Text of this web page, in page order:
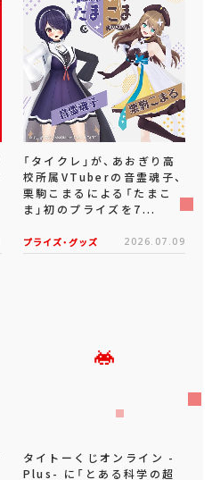
「タイクレ」が、あおぎり高
校所属VTuberの音霊魂子、
栗駒こまるによる「たまこ
ま」初のプライズを7...
プライズ・グッズ 2026.07.09
タイトーくじオンライン -
Plus- に「とある科学の超